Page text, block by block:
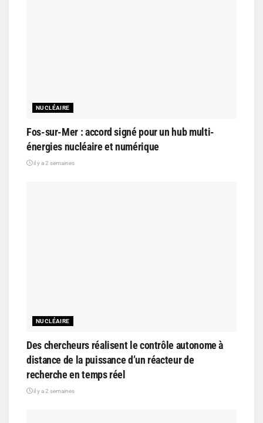
NUCLÉAIRE
Fos-sur-Mer : accord signé pour un hub multi-
énergies nucléaire et numérique
il y a 2 semaines
NUCLÉAIRE
Des chercheurs réalisent le contrôle autonome à
distance de la puissance d’un réacteur de
recherche en temps réel
il y a 2 semaines